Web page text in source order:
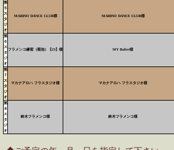
第
５
ス
タ
ジ
オ
MARINO DANCE CLUB様 MARINO DANCE CLUB様
第
６
ス
タ
ジ
オ
フラメンコ練習（菊池）【23】様 MY Ballet様
第
７
ス
タ
ジ
オ
マカナアロハ フラスタジオ様 マカナアロハ フラスタジオ様
第
８
ス
タ
ジ
オ
鈴木フラメンコ様 鈴木フラメンコ様